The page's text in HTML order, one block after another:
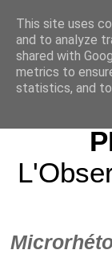
This site uses
and to analyze
shared with
metrics to
statistics, and